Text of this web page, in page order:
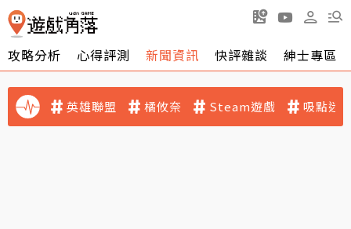
攻略分析 心得評測 新聞資訊 快評雜談 紳士專區
英雄聯盟 橘攸奈 Steam遊戲 吸點迷